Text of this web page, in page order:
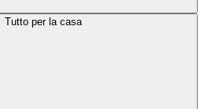
Tutto per la casa